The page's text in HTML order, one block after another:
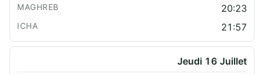
20:23
21:57
Jeudi 16 Juillet